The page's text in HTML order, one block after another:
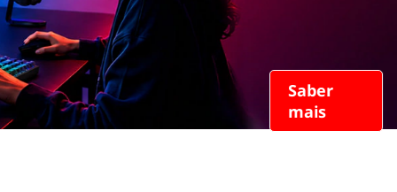
Saber
mais